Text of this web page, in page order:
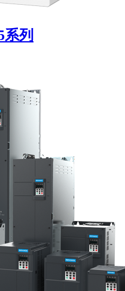
列